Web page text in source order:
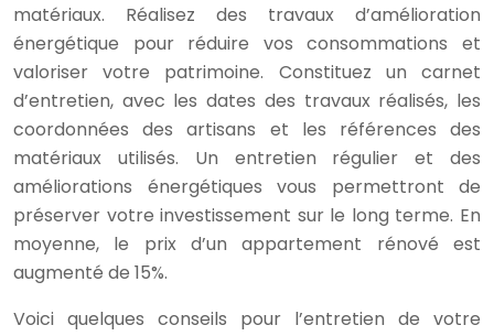
matériaux. Réalisez des travaux d’amélioration
énergétique pour réduire vos consommations et
valoriser votre patrimoine. Constituez un carnet
d’entretien, avec les dates des travaux réalisés, les
coordonnées des artisans et les références des
matériaux utilisés. Un entretien régulier et des
améliorations énergétiques vous permettront de
préserver votre investissement sur le long terme. En
moyenne, le prix d’un appartement rénové est
augmenté de 15%.
Voici quelques conseils pour l’entretien de votre